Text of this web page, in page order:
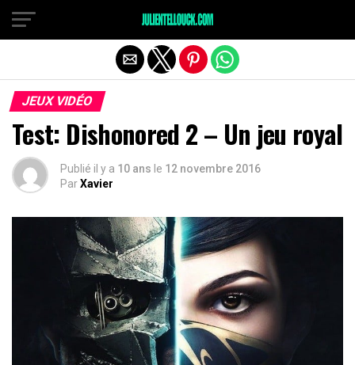
JEUX VIDÉO
Test: Dishonored 2 – Un jeu royal
Publié il y a 10 ans le 12 novembre 2016
ParXavier